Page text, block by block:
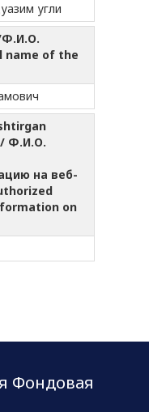
угли
Ф.И.О.
name of the
Ф.И.О.
на веб-
on
Фондовая